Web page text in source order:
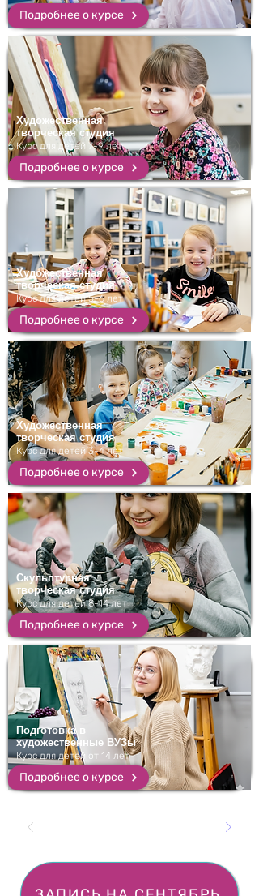
Подробнее о курсе
Художественная
творческая студия
Курс для детей 7-9 лет
Подробнее о курсе
Художественная
творческая студия
Курс для детей 5-6 лет
Подробнее о курсе
Художественная
творческая студия
Курс для детей 3-4 лет
Подробнее о курсе
Скульптурная
творческая студия
Курс для детей 8-14 лет
Подробнее о курсе
Подготовка в
художественные ВУЗы
Курс для детей от 14 лет
Подробнее о курсе